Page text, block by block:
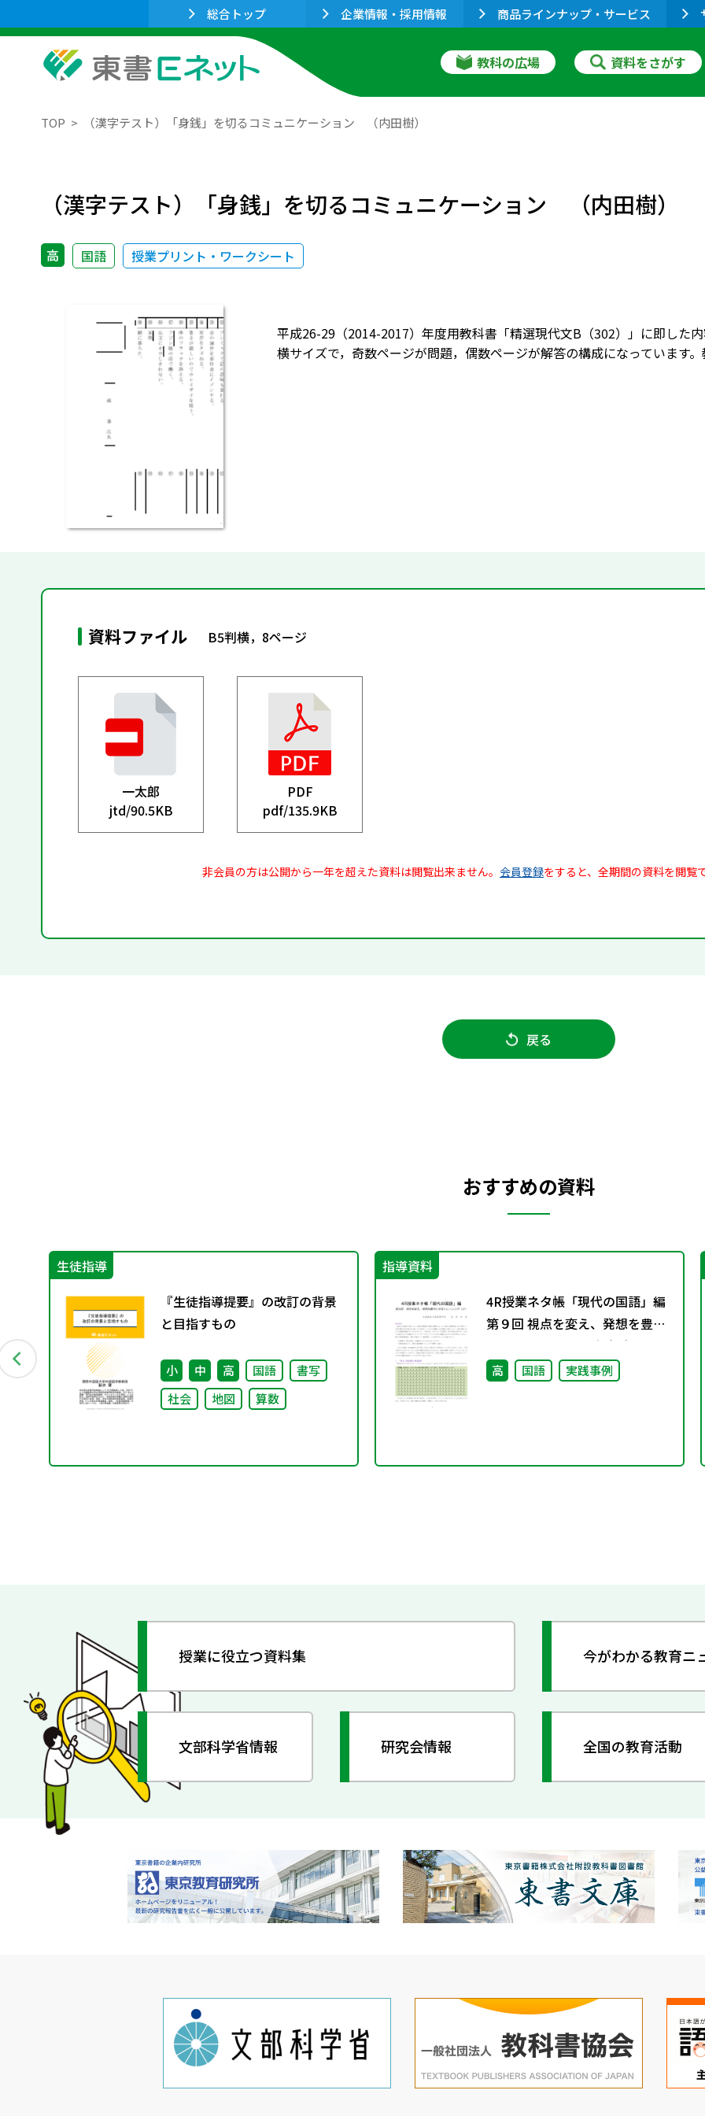
総合トップ 企業情報・採用情報 商品ラインナップ・サービス
教科の広場 資料をさがす
TOP （漢字テスト）「身銭」を切るコミュニケーション （内田樹）
（漢字テスト）「身銭」を切るコミュニケーション （内田樹）
高 国語 授業プリント・ワークシート
平成26-29（2014-2017）年度用教科書「精選現代文B（302）」に即した
横サイズで，奇数ページが問題，偶数ページが解答の構成になっています
資料ファイル B5判横，8ページ
一太郎
jtd/90.5KB
PDF
pdf/135.9KB
非会員の方は公開から一年を超えた資料は閲覧出来ません。 会員登録をすると、全期間の資料を閲覧
戻る
おすすめの資料
生徒指導
『生徒指導提要』の改訂の背景
と目指すもの
小 中 高 国語
書写
社会
地図 算数
指導資料
4R授業ネタ帳「現代の国語」編
第９回 視点を変え、発想を豊か
にするトレーニング（２）
高 国語 実践事例
授業に役立つ資料集 今がわかる教育ニ
文部科学省情報 研究会情報 全国の教育活動